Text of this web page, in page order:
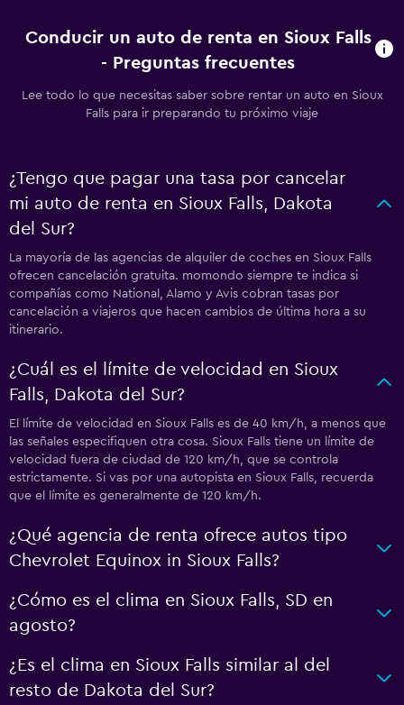
Conducir un auto de renta en Sioux Falls
- Preguntas frecuentes
Lee todo lo que necesitas saber sobre rentar un auto en Sioux
Falls para ir preparando tu próximo viaje
¿Tengo que pagar una tasa por cancelar
mi auto de renta en Sioux Falls, Dakota
del Sur?
La mayoría de las agencias de alquiler de coches en Sioux Falls
ofrecen cancelación gratuita. momondo siempre te indica si
compañías como National, Alamo y Avis cobran tasas por
cancelación a viajeros que hacen cambios de última hora a su
itinerario.
¿Cuál es el límite de velocidad en Sioux
Falls, Dakota del Sur?
El límite de velocidad en Sioux Falls es de 40 km/h, a menos que
las señales especifiquen otra cosa. Sioux Falls tiene un límite de
velocidad fuera de ciudad de 120 km/h, que se controla
estrictamente. Si vas por una autopista en Sioux Falls, recuerda
que el límite es generalmente de 120 km/h.
¿Qué agencia de renta ofrece autos tipo
Chevrolet Equinox in Sioux Falls?
¿Cómo es el clima en Sioux Falls, SD en
agosto?
¿Es el clima en Sioux Falls similar al del
resto de Dakota del Sur?